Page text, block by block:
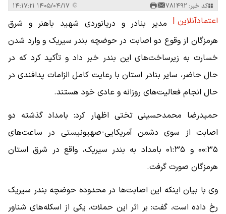
کد خبر: 781492
اعتمادآنلاین | مدیر بنادر و دریانوردی شهید باهنر و شرق
هرمزگان از وقوع دو اصابت در حوضچه بندر سیریک و وارد شدن
خسارت به زیرساخت‌های این بندر خبر داد و تأکید کرد که در
حال حاضر، سایر بنادر استان با رعایت کامل الزامات پدافندی در
حال انجام فعالیت‌های روزانه و عادی خود هستند.
حمیدرضا محمدحسینی تختی اظهار کرد: بامداد گذشته دو
اصابت از سوی دشمن آمریکایی-صهیونیستی در ساعت‌های
۰۰:۳۵ و ۰۱:۳۵ بامداد به بندر سیریک، واقع در شرق استان
هرمزگان صورت گرفت.
وی با بیان اینکه این اصابت‌ها در محدوده حوضچه بندر سیریک
رخ داده است، گفت: بر اثر این حملات، یکی از اسکله‌های شناور